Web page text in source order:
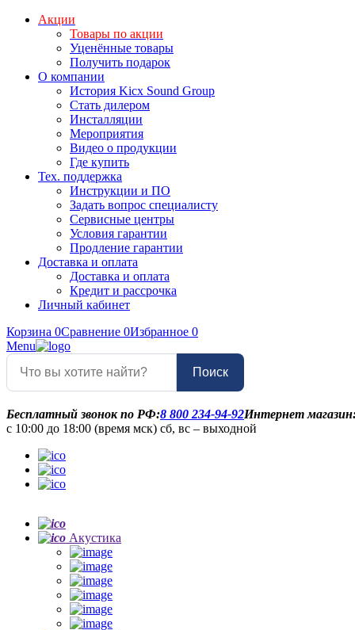
Акции
Товары по акции
Уценённые товары
Получить подарок
О компании
История Kicx Sound Group
Стать дилером
Инсталляции
Мероприятия
Видео о продукции
Где купить
Тех. поддержка
Инструкции и ПО
Задать вопрос специалисту
Сервисные центры
Условия гарантии
Продление гарантии
Доставка и оплата
Доставка и оплата
Кредит и рассрочка
Личный кабинет
Корзина 0Сравнение 0Избранное 0
Бесплатный звонок по РФ:8 800 234-94-92Интернет
с 10:00 до 18:00 (время мск) сб, вс – выходной
Menu
Поиск
Акустика